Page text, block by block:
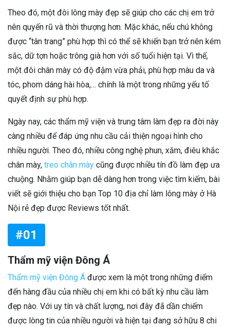
Theo đó, một đôi lông mày đẹp sẽ giúp cho các chị em trở
nên quyến rũ và thời thượng hơn. Mặc khác, nếu chú không
được “tân trang” phù hợp thì có thể sẽ khiến bạn trở nên kém
sắc, dữ tợn hoặc trông già hơn với số tuổi hiện tại. Vì thế,
một đôi chân mày có độ đậm vừa phải, phù hợp màu da và
tóc, phom dáng hài hòa,… chính là một trong những yếu tố
quyết định sự phù hợp.
Ngày nay, các thẩm mỹ viện và trung tâm làm đẹp ra đời này
càng nhiều để đáp ứng nhu cầu cải thiện ngoại hình cho
nhiều người. Theo đó, nhiều công nghệ phun, xăm, điêu khắc
chân mày, treo chân mày cũng được nhiều tín đồ làm đẹp ưa
chuộng. Nhằm giúp bạn dễ dàng hơn trong việc tìm kiếm, bài
viết sẽ giới thiệu cho bạn Top 10 địa chỉ làm lông mày ở Hà
Nội rẻ đẹp được Reviews tốt nhất.
#01
Thẩm mỹ viện Đông Á
Thẩm mỹ viện Đông Á được xem là một trong những điểm
đến hàng đầu của nhiều chị em khi có bất kỳ nhu cầu làm
đẹp nào. Với uy tín và chất lượng, nơi đây đã dần chiếm
được lòng tin của nhiều người và hiện tại đang sở hữu 8 chi